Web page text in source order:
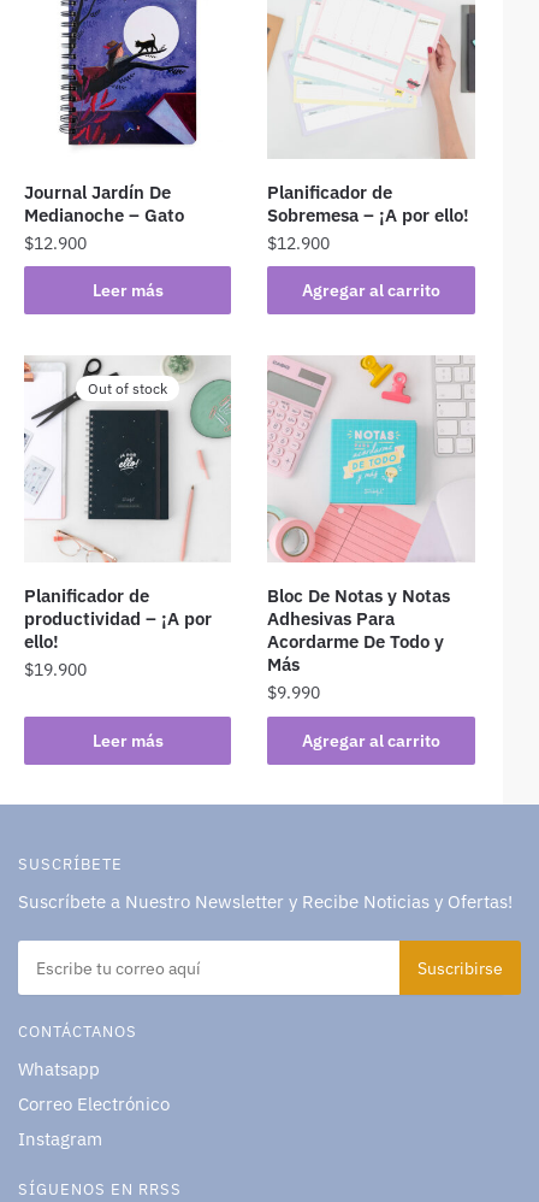
Journal Jardín De
Medianoche – Gato
$12.900
Leer más
Planificador de
Sobremesa – ¡A por ello!
$12.900
Agregar al carrito
Out of stock
Planificador de
productividad – ¡A por
ello!
$19.900
Leer más
Bloc De Notas y Notas
Adhesivas Para
Acordarme De Todo y
Más
$9.990
Agregar al carrito
SUSCRÍBETE
Suscríbete a Nuestro Newsletter y Recibe Noticias y Ofertas!
CONTÁCTANOS
Whatsapp
Correo Electrónico
Instagram
SÍGUENOS EN RRSS